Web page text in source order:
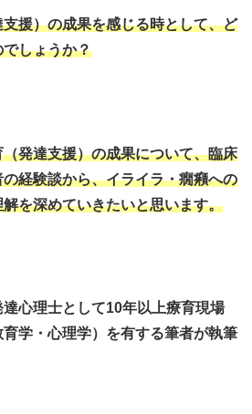
援）の成果を感じる時として、ど
しょうか？
発達支援）の成果について、臨床
経験談から、イライラ・癇癪への
を深めていきたいと思います。
心理士として10年以上療育現場
学・心理学）を有する筆者が執筆